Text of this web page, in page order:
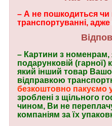
– А не пошкодиться чи
транспортуванні,
– Картини з номенрам,
подарунковій (гарної)
який інший товар
відправкою
безкоштовно пакуємо
зроблені з щільного
чином, Ви не
компаніям за їх